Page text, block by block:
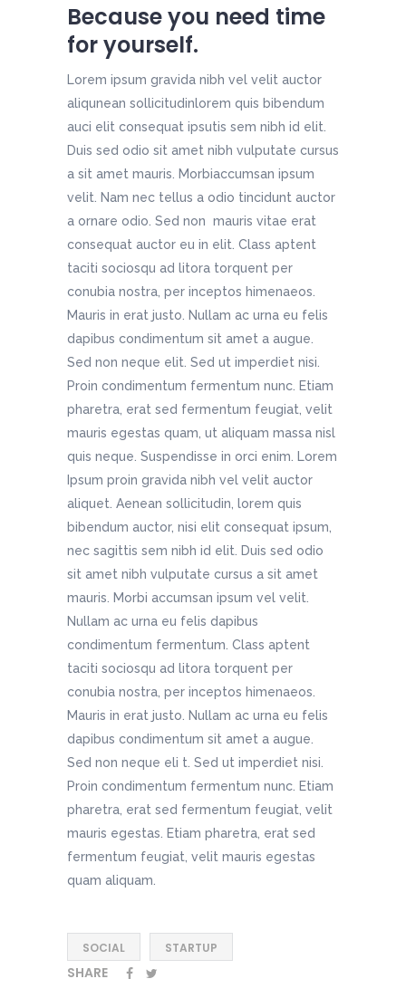
Because you need time
for yourself.
Lorem ipsum gravida nibh vel velit auctor
aliqunean sollicitudinlorem quis bibendum
auci elit consequat ipsutis sem nibh id elit.
Duis sed odio sit amet nibh vulputate cursus
a sit amet mauris. Morbiaccumsan ipsum
velit. Nam nec tellus a odio tincidunt auctor
a ornare odio. Sed non mauris vitae erat
consequat auctor eu in elit. Class aptent
taciti sociosqu ad litora torquent per
conubia nostra, per inceptos himenaeos.
Mauris in erat justo. Nullam ac urna eu felis
dapibus condimentum sit amet a augue.
Sed non neque elit. Sed ut imperdiet nisi.
Proin condimentum fermentum nunc. Etiam
pharetra, erat sed fermentum feugiat, velit
mauris egestas quam, ut aliquam massa nisl
quis neque. Suspendisse in orci enim. Lorem
Ipsum proin gravida nibh vel velit auctor
aliquet. Aenean sollicitudin, lorem quis
bibendum auctor, nisi elit consequat ipsum,
nec sagittis sem nibh id elit. Duis sed odio
sit amet nibh vulputate cursus a sit amet
mauris. Morbi accumsan ipsum vel velit.
Nullam ac urna eu felis dapibus
condimentum fermentum. Class aptent
taciti sociosqu ad litora torquent per
conubia nostra, per inceptos himenaeos.
Mauris in erat justo. Nullam ac urna eu felis
dapibus condimentum sit amet a augue.
Sed non neque eli t. Sed ut imperdiet nisi.
Proin condimentum fermentum nunc. Etiam
pharetra, erat sed fermentum feugiat, velit
mauris egestas. Etiam pharetra, erat sed
fermentum feugiat, velit mauris egestas
quam aliquam.
SOCIAL STARTUP
SHARE